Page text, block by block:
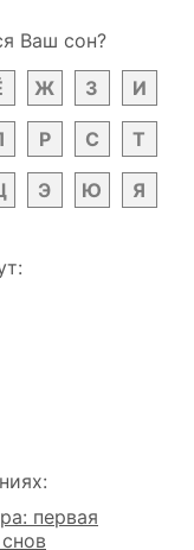
Ваш сон?
Ж З И
Р С Т
Э Ю Я
первая